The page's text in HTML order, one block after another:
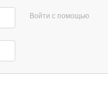
Войти с помощью